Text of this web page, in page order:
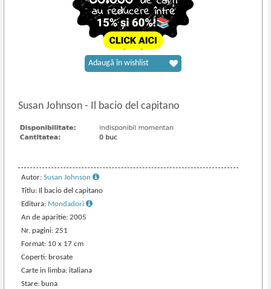
Susan Johnson- Il bacio del capitano
Autor:Susan Johnson
Titlu: Il bacio del capitano
Editura: Mondadori
An de aparitie: 2005
Nr. pagini: 251
Format: 10 x 17 cm
Coperti: brosate
Carte in limba: italiana
Stare: buna
Adaugă în wishlist